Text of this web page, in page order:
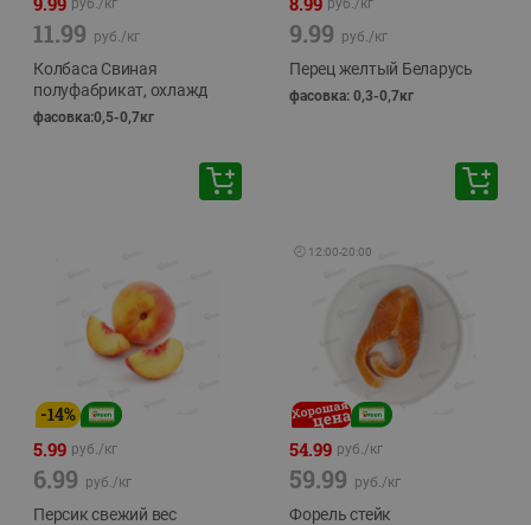
руб./кг
11.99 руб./кг
Колбаса Свиная
полуфабрикат, охлажд
фасовка:0,5-0,7кг
руб./кг
9.99 руб./кг
Перец желтый Беларусь
фасовка: 0,3-0,7кг
-14%
5.99 руб./кг
6.99 руб./кг
Персик свежий вес
🕘 12:00-20:00
54.99 руб./кг
59.99 руб./кг
Форель стейк